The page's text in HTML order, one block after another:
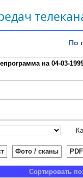
По
на 04-03-
Фото / сканы PDF
Сортировать по: